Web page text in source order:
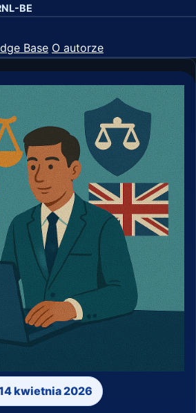
NL-BE
Base O autorze
kwietnia 2026